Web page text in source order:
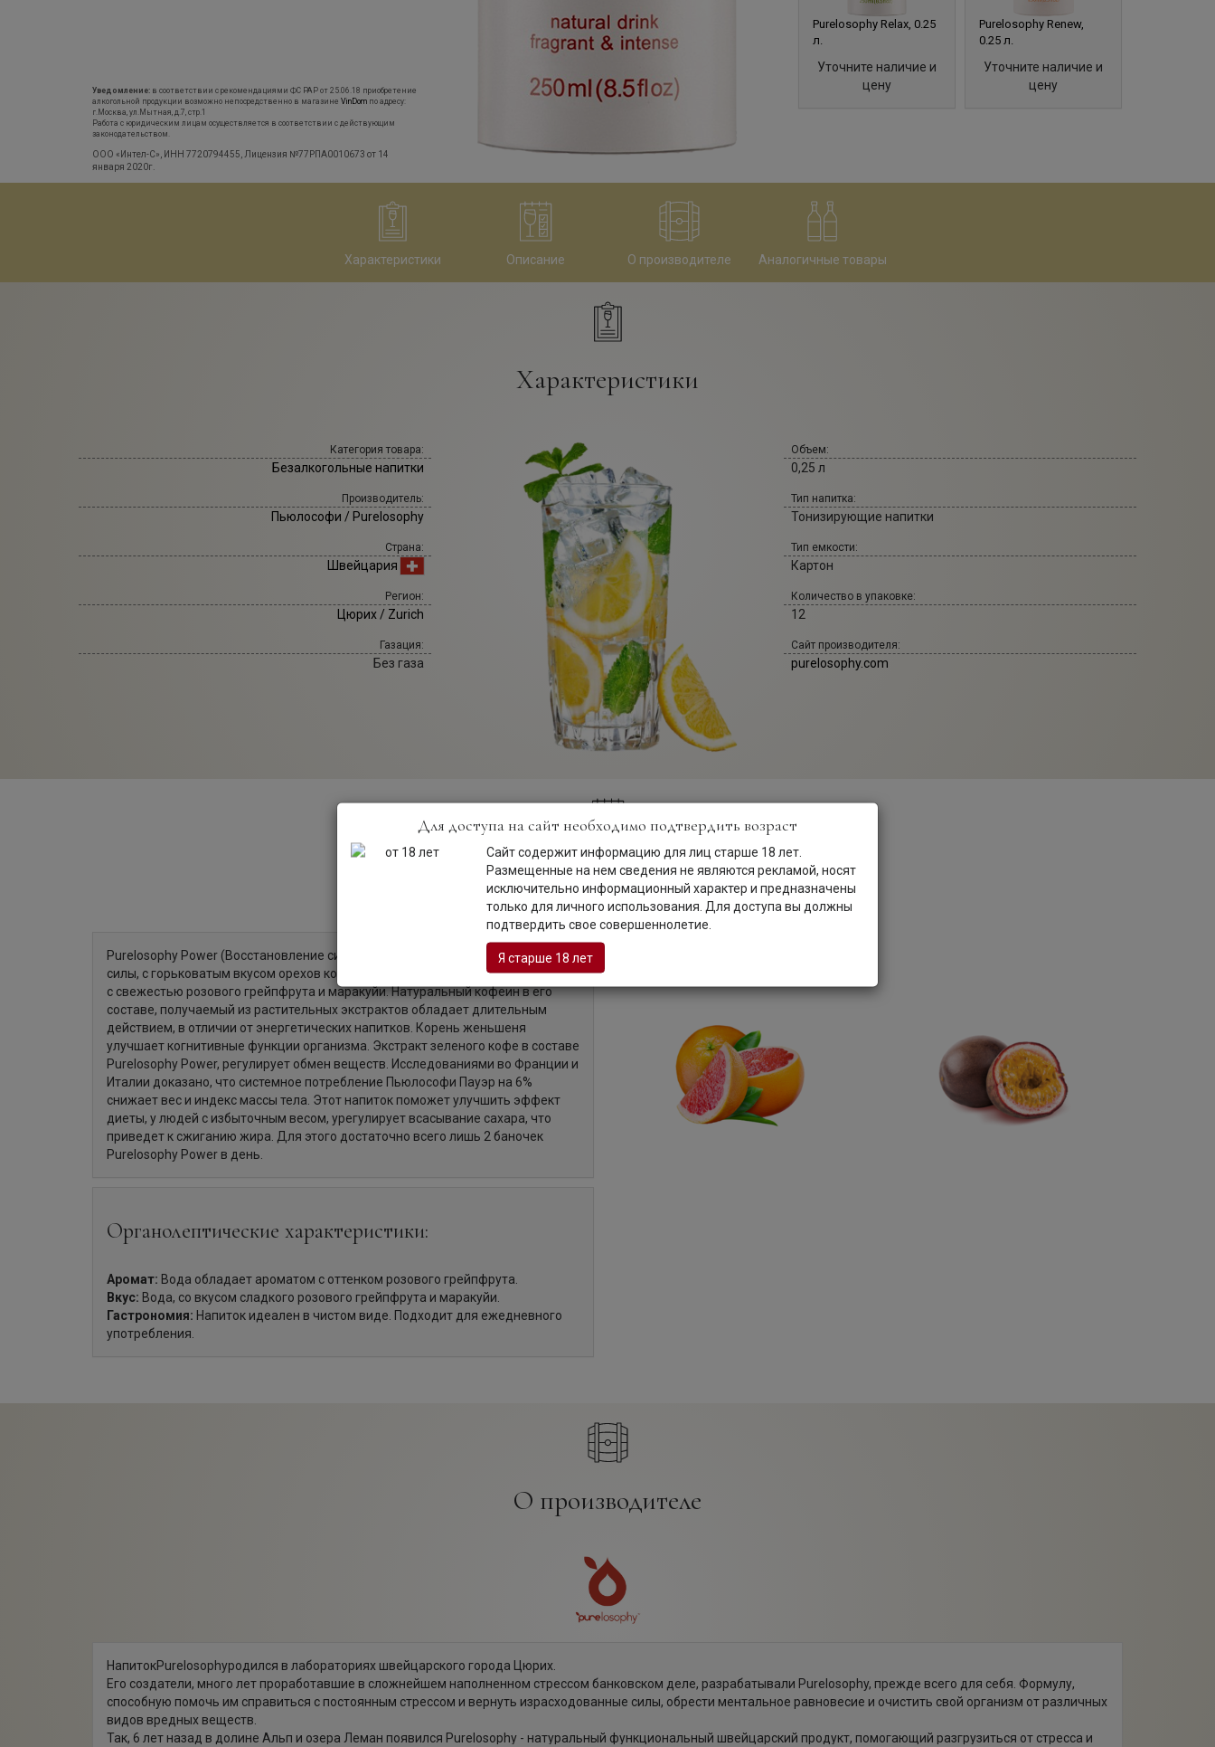
Purelosophy Renew,
цену
Purelosophy Detox, 0.25
л.
Purelosophy Relax, 0.25
л.
Уточните наличие и
цену
Purelosophy Renew,
0.25 л.
Уточните наличие и
цену
Уведомление: в соответствии с рекомендациями ФС РАР от 25.06.18 приобретение
алкогольной продукции возможно непосредственно в магазине VinDom по адресу:
г.Москва, ул.Мытная, д.7, стр.1
Работа с юридическим лицам осуществляется в соответствии с действующим
законодательством.
ООО «Интел-С», ИНН 7720794455, Лицензия №77РПА0010673 от 14
января 2020г.
Характеристики Описание О производителе Аналогичные товары
Характеристики
Категория товара:
Безалкогольные напитки
Производитель:
Пьюлософи / Purelosophy
Страна:
Швейцария
Регион:
Цюрих / Zurich
Газация:
Без газа
Объем:
0,25 л
Тип напитка:
Тонизирующие напитки
Тип емкости:
Картон
Количество в упаковке:
12
Сайт производителя:
purelosophy.com
Описание
Purelosophy Power (Восстановление сил) — напиток, восстанавливающий
силы, с горьковатым вкусом орехов кола и натуральной гуараны, в сочетании
с свежестью розового грейпфрута и маракуйи. Натуральный кофеин в его
составе, получаемый из растительных экстрактов обладает длительным
действием, в отличии от энергетических напитков. Корень женьшеня
улучшает когнитивные функции организма. Экстракт зеленого кофе в составе
Purelosophy Power, регулирует обмен веществ. Исследованиями во Франции и
Италии доказано, что системное потребление Пьюлософи Пауэр на 6%
снижает вес и индекс массы тела. Этот напиток поможет улучшить эффект
диеты, у людей с избыточным весом, урегулирует всасывание сахара, что
приведет к сжиганию жира. Для этого достаточно всего лишь 2 баночек
Purelosophy Power в день.
Органолептические характеристики:
Аромат: Вода обладает ароматом с оттенком розового грейпфрута.
Вкус: Вода, со вкусом сладкого розового грейпфрута и маракуйи.
Гастрономия: Напиток идеален в чистом виде. Подходит для ежедневного
употребления.
О производителе
НапитокPurelosophyродился в лабораториях швейцарского города Цюрих.
Его создатели, много лет проработавшие в сложнейшем наполненном стрессом банковском деле, разрабатывали Purelosophy, прежде всего для себя. Формулу,
способную помочь им справиться с постоянным стрессом и вернуть израсходованные силы, обрести ментальное равновесие и очистить свой организм от различных
видов вредных веществ.
Так, 6 лет назад в долине Альп и озера Леман появился Purelosophy - натуральный функциональный швейцарский продукт, помогающий разгрузиться от стресса и
Для доступа на сайт необходимо подтвердить возраст
Сайт содержит информацию для лиц старше 18 лет.
Размещенные на нем сведения не являются рекламой, носят
исключительно информационный характер и предназначены
только для личного использования. Для доступа вы должны
подтвердить свое совершеннолетие.
Я старше 18 лет